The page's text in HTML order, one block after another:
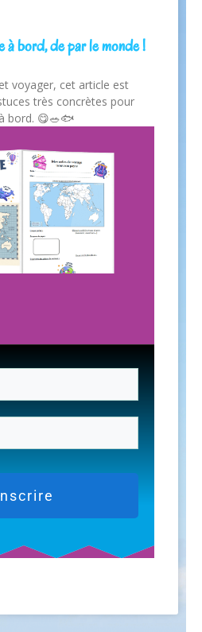
à bord, de par le monde !
voyager, cet article est
très concrètes pour
bord. 😋🥗🐟